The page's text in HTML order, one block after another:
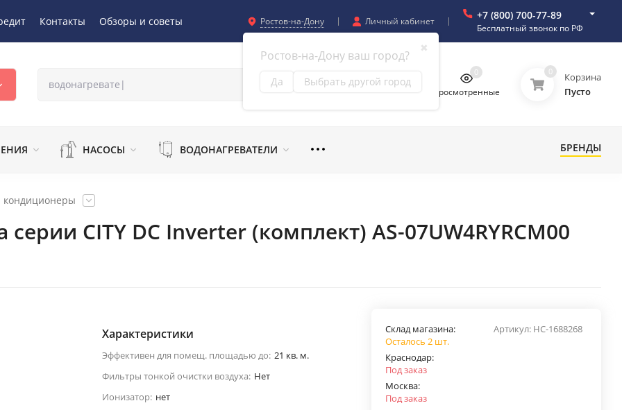
Контакты Обзоры и советы Ростов-на-Дону
✖
Ростов-на-Дону ваш город?
Да Выбрать другой город
Личный кабинет +7 (800) 700-77-89
Бесплатный звонок по РФ
Просмотренные
0 0
Корзина
Пусто
НАСОСЫ ВОДОНАГРЕВАТЕЛИ БРЕНДЫ
кондиционеры
CITY DC Inverter (комплект) AS-07UW4RYRCM00
Характеристики
Эффективен для помещ. площадью до: 21 кв. м.
Фильтры тонкой очистки воздуха: Нет
Ионизатор: нет
Артикул: НС-1688268
Склад магазина:
Осталось 2 шт.
Краснодар:
Под заказ
Москва:
Под заказ